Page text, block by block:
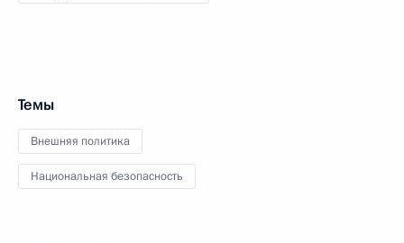
Темы
Внешняя политика
Национальная безопасность